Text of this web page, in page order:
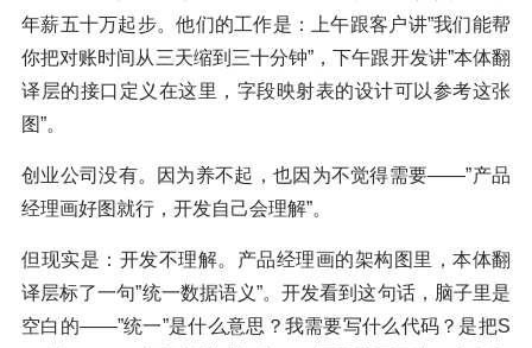
年薪五十万起步。他们的工作是：上午跟客户讲”我们能帮
你把对账时间从三天缩到三十分钟”，下午跟开发讲”本体翻
译层的接口定义在这里，字段映射表的设计可以参考这张
图”。
创业公司没有。因为养不起，也因为不觉得需要——”产品
经理画好图就行，开发自己会理解”。
但现实是：开发不理解。产品经理画的架构图里，本体翻
译层标了一句”统一数据语义”。开发看到这句话，脑子里是
空白的——”统一”是什么意思？我需要写什么代码？是把S